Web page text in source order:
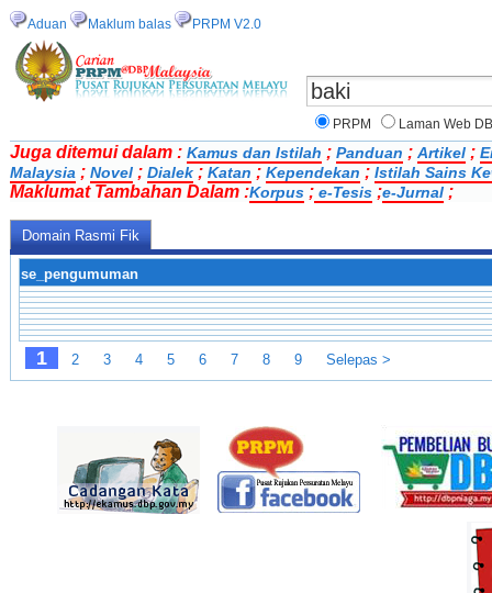
Aduan Maklum balas PRPM V2.0
PRPM Laman Web
Juga ditemui dalam : Kamus dan Istilah ; Panduan ; Artikel ;
Malaysia ; Novel ; Dialek ; Katan ; Kependekan ; Istilah Sains
Maklumat Tambahan Dalam :Korpus ; e-Tesis ;e-Jurnal ;
Domain Rasmi Fik
se_pengumuman
1 2 3 4 5 6 7 8 9 Selepas >